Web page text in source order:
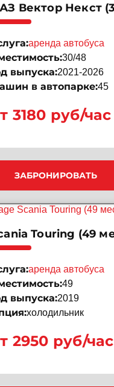
Вектор Некст
3180 руб/час
аренда автобуса
30/48
выпуска:2021-2026
в автопарке:45
ЗАБРОНИРОВАТЬ
Touring (49
2950 руб/час
аренда автобуса
49
выпуска:2019
холодильник